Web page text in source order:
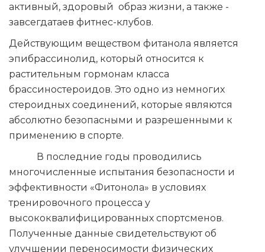
активный, здоровый образ жизни, а также -
завсегдатаев фитнес-клубов.
Действующим веществом фитанола является
эпибрассинолид, который относится к
растительным гормонам класса
брассиностероидов. Это одно из немногих
стероидных соединений, которые являются
абсолютно безопасными и разрешенными к
применению в спорте.
В последние годы проводились
многочисленные испытания безопасности и
эффективности «Фитонола» в условиях
тренировочного процесса у
высококвалифицированных спортсменов.
Полученные данные свидетельствуют об
улучшении переносимости физических